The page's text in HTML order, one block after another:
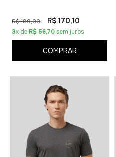
R$ 189,00 R$ 170,10
3x de R$ 56,70 sem juros
COMPRAR